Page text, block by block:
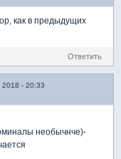
как в предыдущих
Ответить
2018 - 20:33
необычнче)-